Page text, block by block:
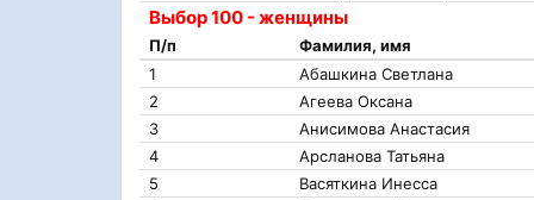
Выбор 100 - женщины
П/п Фамилия, имя
1
Абашкина Светлана
2
Агеева Оксана
3
Анисимова Анастасия
4
Арсланова Татьяна
5
Васяткина Инесса